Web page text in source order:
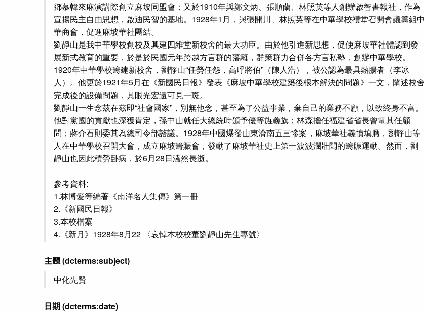
鄧慕韓來麻演講際創立麻坡同盟會；又於1910年與鄭文炳、張順蘭、林照英等人創辦啟智書報社，作為
宣揚民主自由思想，啟迪民智的基地。1928年1月，與張開川、林照英等在中華學校禮堂召開會議籌組中
華商會，促進麻坡華社團結。
劉靜山是我中華學校創校及興建四維堂新校舍的最大功臣。由於他引進新思想，促使麻坡華社體認到發
展新式教育的重要，於是於民國元年跨越方言群的藩籬，群策群力合併各方言私塾，創辦中華學校。
1920年中華學校籌建新校舍，劉靜山“任勞任怨，高呼將伯”（陳人浩），被公認為最具熱腸者（李冰
人）。他更於1921年5月在《新國民日報》發表《麻坡中華學校建築後根本解決的問題》一文，闡述校舍
完成後的設備問題，其眼光宏遠可見一斑。
劉靜山一生念茲在茲即“社會國家”，別無他念，甚至為了公益事業，棄自己的業務不顧，以致終身不富。
他對黨國的貢獻也深獲肯定，孫中山就任大總統時頒予優等旌義旗；林森擔任福建省省長曾電其任顧
問；蔣介石則委其為總司令部諮議。1928年中國爆發山東濟南五三慘案，麻坡華社義憤填膺，劉靜山等
人在中華學校召開大會，成立麻坡籌賑會，發動了麻坡華社史上第一波波瀾壯闊的籌賑運動。然而，劉
靜山也因此積勞卧病，於6月28日溘然長逝。
參考資料:
1.林博愛等編著《南洋名人集傳》第一冊
2.《新國民日報》
3.本校檔案
4.《新月》1928年8月22 〈哀悼本校校董劉靜山先生專號〉
主題(dcterms:subject)
中化先賢
日期(dcterms:date)